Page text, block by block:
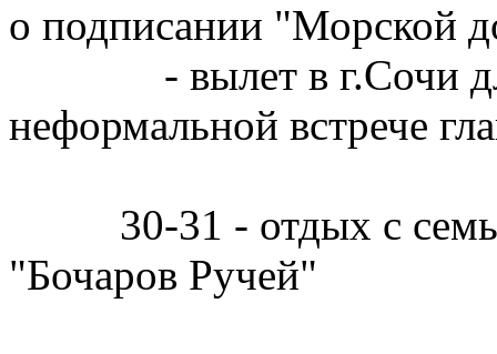
о подписании "Морской
- вылет в г.Сочи для
неформальной встрече
30-31 - отдых с
"Бочаров Ручей"